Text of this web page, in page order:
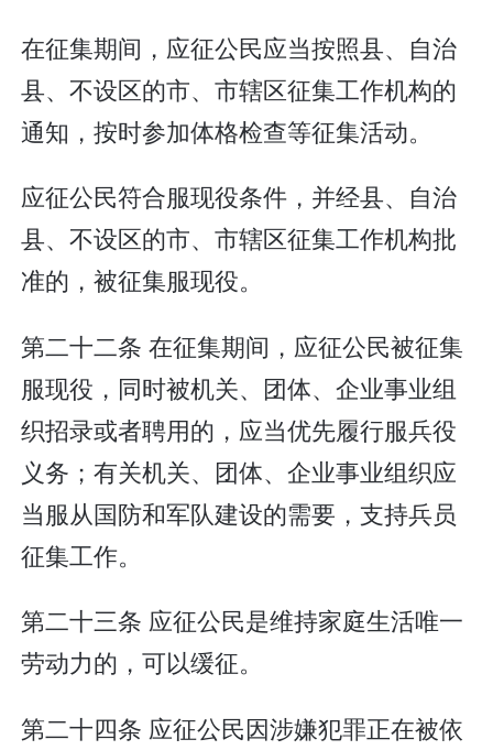
在征集期间，应征公民应当按照县、自治
县、不设区的市、市辖区征集工作机构的
通知，按时参加体格检查等征集活动。
应征公民符合服现役条件，并经县、自治
县、不设区的市、市辖区征集工作机构批
准的，被征集服现役。
第二十二条 在征集期间，应征公民被征集
服现役，同时被机关、团体、企业事业组
织招录或者聘用的，应当优先履行服兵役
义务；有关机关、团体、企业事业组织应
当服从国防和军队建设的需要，支持兵员
征集工作。
第二十三条 应征公民是维持家庭生活唯一
劳动力的，可以缓征。
第二十四条 应征公民因涉嫌犯罪正在被依